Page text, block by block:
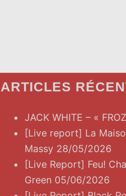
ARTICLES
JACK WHITE – «
[Live report] La
Massy 28/05/2026
[Live Report] Feu!
Green 05/06/2026